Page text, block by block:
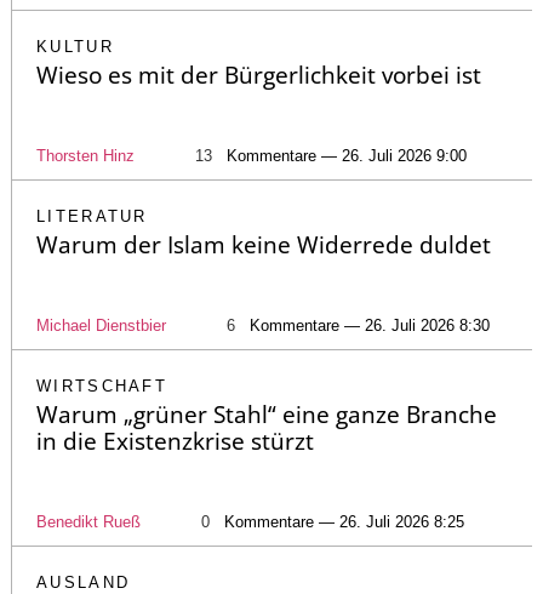
KULTUR
Wieso es mit der Bürgerlichkeit vorbei ist
Thorsten Hinz 13 Kommentare — 26. Juli 2026 9:00
LITERATUR
Warum der Islam keine Widerrede duldet
Michael Dienstbier 6 Kommentare — 26. Juli 2026 8:30
WIRTSCHAFT
Warum „grüner Stahl“ eine ganze Branche
in die Existenzkrise stürzt
Benedikt Rueß 0 Kommentare — 26. Juli 2026 8:25
AUSLAND